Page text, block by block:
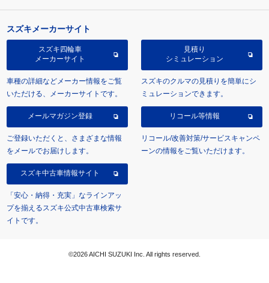
スズキメーカーサイト
スズキ四輪車
メーカーサイト
車種の詳細などメーカー情報をご覧
いただける、メーカーサイトです。
見積り
シミュレーション
スズキのクルマの見積りを簡単にシ
ミュレーションできます。
メールマガジン登録
ご登録いただくと、さまざまな情報
をメールでお届けします。
リコール等情報
リコール/改善対策/サービスキャンペ
ーンの情報をご覧いただけます。
スズキ中古車情報サイト
「安心・納得・充実」なラインアッ
プを揃えるスズキ公式中古車検索サ
イトです。
©2026 AICHI SUZUKI Inc. All rights reserved.